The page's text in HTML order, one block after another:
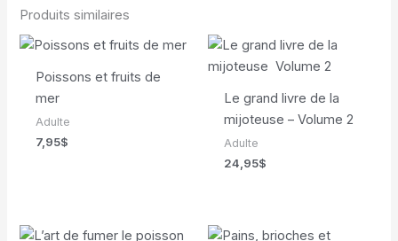
Produits similaires
Poissons et fruits de
mer
Adulte
7,95$
Le grand livre de la
mijoteuse – Volume 2
Adulte
24,95$